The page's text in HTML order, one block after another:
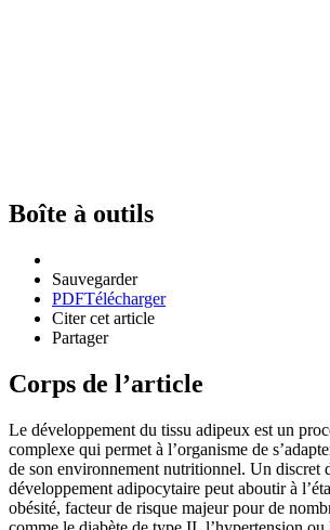
Boîte à outils
Sauvegarder
PDFTélécharger
Citer cet article
Partager
Corps de l’article
Le développement du tissu adipeux est un
complexe qui permet à l’organisme de
de son environnement nutritionnel. Un discret
développement adipocytaire peut aboutir à
obésité, facteur de risque majeur pour de